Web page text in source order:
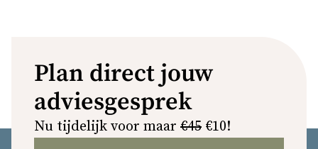
Plan direct jouw
adviesgesprek
Nu tijdelijk voor maar €45 €10!